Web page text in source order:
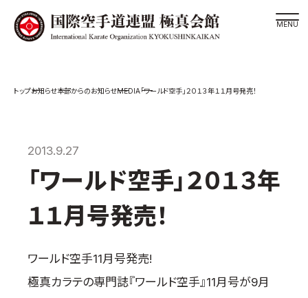
大山倍達総裁 紹介
松井章奎館長 紹介
極真の歴史
極真会館の概要
役員紹介
お知らせ本部からのお知らせMEDIA「ワールド空手」２０１３年１１月号発売！
2013.9.27
「ワールド空手」２０１３年
１１月号発売！
ワールド空手11月号発売!
極真カラテの専門誌『ワールド空手』11月号が9月